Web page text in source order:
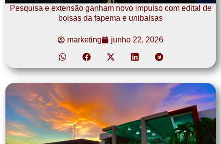
Pesquisa e extensão ganham novo impulso com edital de
bolsas da fapema e unibalsas
marketing junho 22, 2026